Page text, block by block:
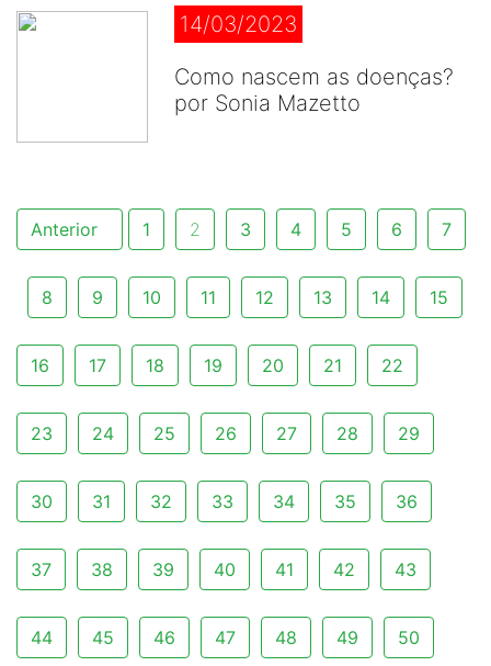
14/03/2023
Como nascem as doenças?
por Sonia Mazetto
Anterior 1 2 3 4 5 6 7
8 9 10 11 12 13 14 15
16 17 18 19 20 21 22
23 24 25 26 27 28 29
30 31 32 33 34 35 36
37 38 39 40 41 42 43
44 45 46 47 48 49 50